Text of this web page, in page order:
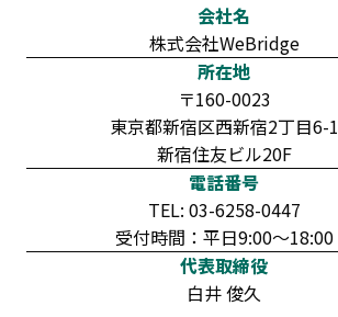
会社名
株式会社WeBridge
所在地
〒160-0023
東京都新宿区西新宿2丁目6-1
新宿住友ビル20F
電話番号
TEL: 03-6258-0447
受付時間：平日9:00～18:00
代表取締役
白井 俊久